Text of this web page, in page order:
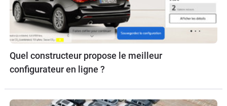
Quel constructeur propose le meilleur
configurateur en ligne ?